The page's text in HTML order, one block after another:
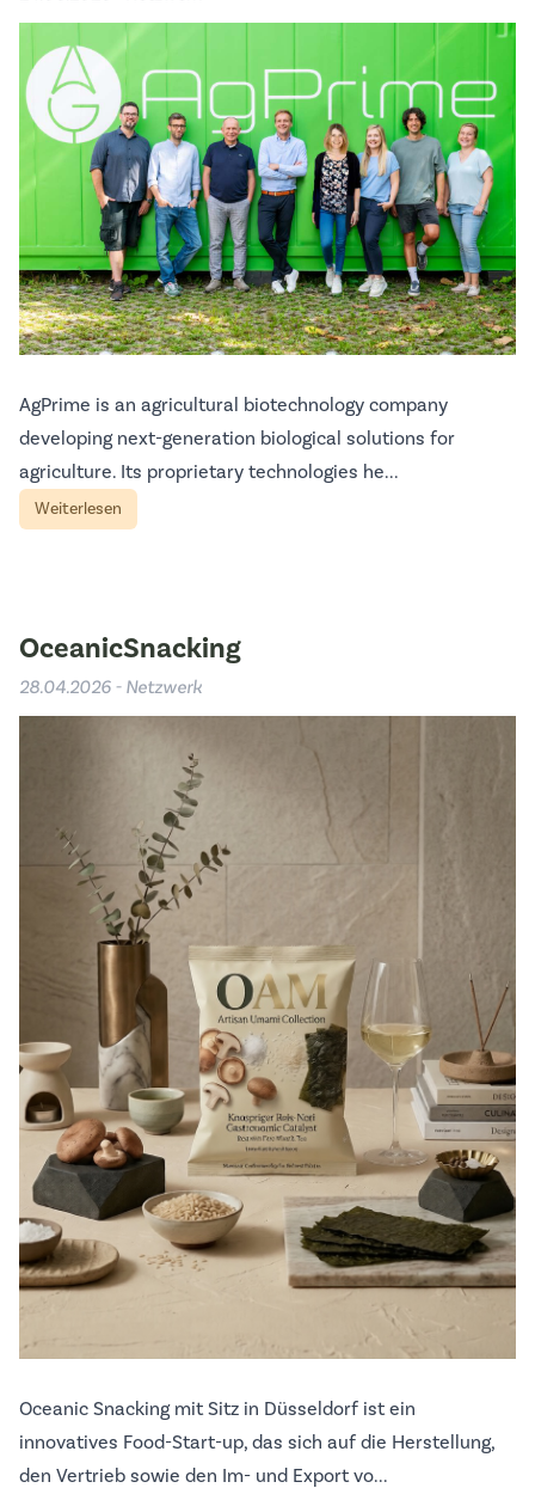
AgPrime is an agricultural biotechnology company
developing next-generation biological solutions for
agriculture. Its proprietary technologies he...
Weiterlesen
OceanicSnacking
28.04.2026 - Netzwerk
Oceanic Snacking mit Sitz in Düsseldorf ist ein
innovatives Food-Start-up, das sich auf die Herstellung,
den Vertrieb sowie den Im- und Export vo...